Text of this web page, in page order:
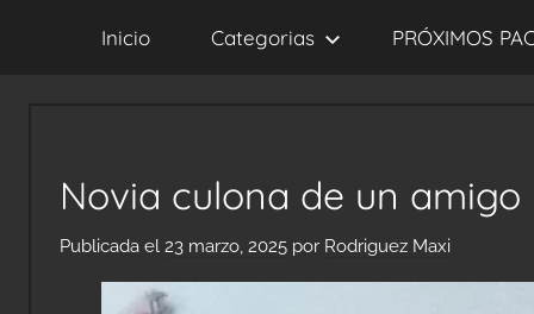
Inicio Categorias PRÓXIMOS
Novia culona de un
Publicada el 23 marzo, 2025 por Rodriguez Maxi